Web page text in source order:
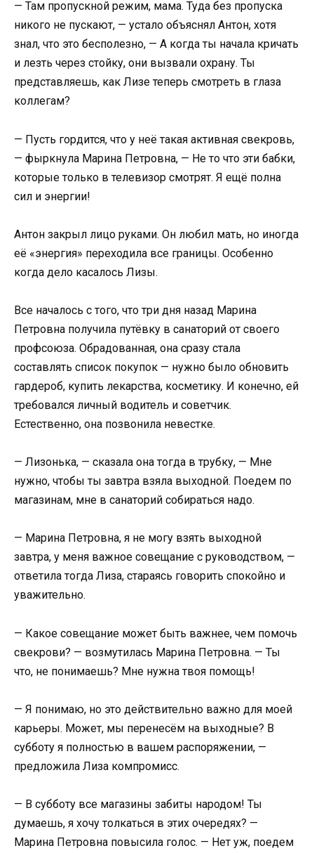
— Там пропускной режим, мама. Туда без пропуска
никого не пускают, — устало объяснял Антон, хотя
знал, что это бесполезно, — А когда ты начала кричать
и лезть через стойку, они вызвали охрану. Ты
представляешь, как Лизе теперь смотреть в глаза
коллегам?
— Пусть гордится, что у неё такая активная свекровь,
— фыркнула Марина Петровна, — Не то что эти бабки,
которые только в телевизор смотрят. Я ещё полна
сил и энергии!
Антон закрыл лицо руками. Он любил мать, но иногда
её «энергия» переходила все границы. Особенно
когда дело касалось Лизы.
Все началось с того, что три дня назад Марина
Петровна получила путёвку в санаторий от своего
профсоюза. Обрадованная, она сразу стала
составлять список покупок — нужно было обновить
гардероб, купить лекарства, косметику. И конечно, ей
требовался личный водитель и советчик.
Естественно, она позвонила невестке.
— Лизонька, — сказала она тогда в трубку, — Мне
нужно, чтобы ты завтра взяла выходной. Поедем по
магазинам, мне в санаторий собираться надо.
— Марина Петровна, я не могу взять выходной
завтра, у меня важное совещание с руководством, —
ответила тогда Лиза, стараясь говорить спокойно и
уважительно.
— Какое совещание может быть важнее, чем помочь
свекрови? — возмутилась Марина Петровна. — Ты
что, не понимаешь? Мне нужна твоя помощь!
— Я понимаю, но это действительно важно для моей
карьеры. Может, мы перенесём на выходные? В
субботу я полностью в вашем распоряжении, —
предложила Лиза компромисс.
— В субботу все магазины забиты народом! Ты
думаешь, я хочу толкаться в этих очередях? —
Марина Петровна повысила голос. — Нет уж, поедем